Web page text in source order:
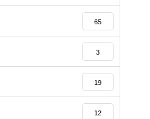
65
3
19
12